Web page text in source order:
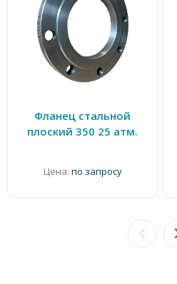
Фланец стальной
плоский 350 25 атм.
Цена: по запросу